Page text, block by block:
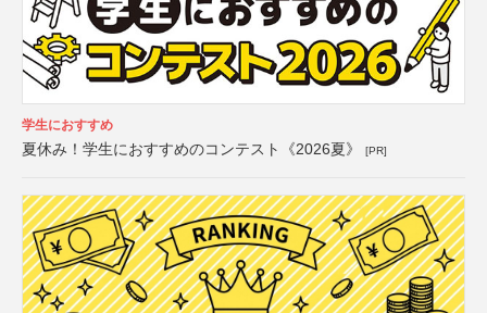
学生におすすめ
夏休み！学生におすすめのコンテスト《2026夏》 [PR]